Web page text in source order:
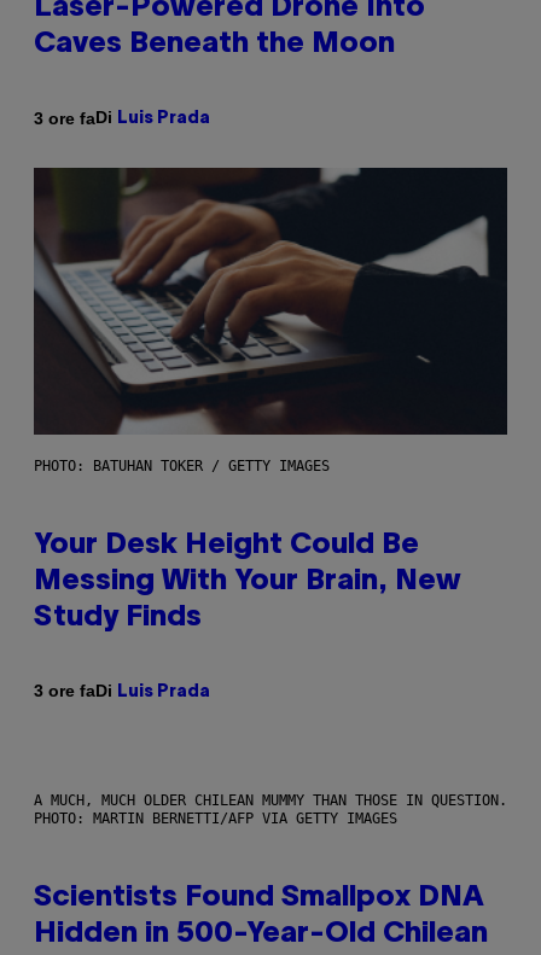
Laser-Powered Drone Into
Caves Beneath the Moon
3 ore faDi Luis Prada
PHOTO: BATUHAN TOKER / GETTY IMAGES
Your Desk Height Could Be
Messing With Your Brain, New
Study Finds
3 ore faDi Luis Prada
A MUCH, MUCH OLDER CHILEAN MUMMY THAN THOSE IN QUESTION.
PHOTO: MARTIN BERNETTI/AFP VIA GETTY IMAGES
Scientists Found Smallpox DNA
Hidden in 500-Year-Old Chilean